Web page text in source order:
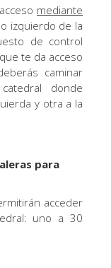
mediante
izquierdo de la
de control
te da acceso
caminar
donde
y otra a la
para
acceder
uno a 30